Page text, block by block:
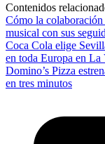
Contenidos
Cómo la
musical con sus
Coca Cola elige
en toda Europa en
Domino’s Pizza
en tres minutos